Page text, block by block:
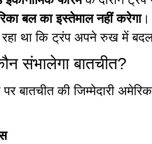
बल का इस्तेमाल नहीं करेगा।
रहा था कि ट्रंप अपने रुख में
संभालेगा बातचीत?
पर बातचीत की जिम्मेदारी